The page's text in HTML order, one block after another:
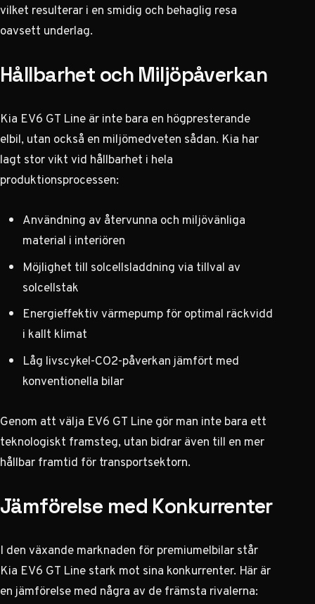
vilket resulterar i en smidig och behaglig resa
oavsett underlag.
Hållbarhet och Miljöpåverkan
Kia EV6 GT Line är inte bara en högpresterande
elbil, utan också en miljömedveten sådan. Kia har
lagt stor vikt vid hållbarhet i hela
produktionsprocessen:
Användning av återvunna och miljövänliga
material i interiören
Möjlighet till solcellsladdning via tillval av
solcellstak
Energieffektiv värmepump för optimal räckvidd
i kallt klimat
Låg livscykel-CO2-påverkan jämfört med
konventionella bilar
Genom att välja EV6 GT Line gör man inte bara ett
teknologiskt framsteg, utan bidrar även till en mer
hållbar framtid för transportsektorn.
Jämförelse med Konkurrenter
I den växande marknaden för premiumelbilar står
Kia EV6 GT Line stark mot sina konkurrenter. Här är
en jämförelse med några av de främsta rivalerna: